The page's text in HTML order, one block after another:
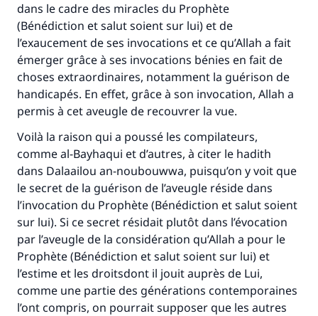
dans le cadre des miracles du Prophète
(Bénédiction et salut soient sur lui) et de
l’exaucement de ses invocations et ce qu’Allah a fait
émerger grâce à ses invocations bénies en fait de
choses extraordinaires, notamment la guérison de
handicapés. En effet, grâce à son invocation, Allah a
permis à cet aveugle de recouvrer la vue.
Voilà la raison qui a poussé les compilateurs,
comme al-Bayhaqui et d’autres, à citer le hadith
dans Dalaailou an-noubouwwa, puisqu’on y voit que
le secret de la guérison de l’aveugle réside dans
l’invocation du Prophète (Bénédiction et salut soient
sur lui). Si ce secret résidait plutôt dans l’évocation
par l’aveugle de la considération qu’Allah a pour le
Prophète (Bénédiction et salut soient sur lui) et
l’estime et les droitsdont il jouit auprès de Lui,
comme une partie des générations contemporaines
l’ont compris, on pourrait supposer que les autres